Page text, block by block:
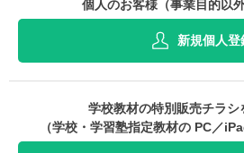
個人のお客様（事業目的以
新規個人登
学校教材の特別販売チラシ
（学校・学習塾指定教材の PC／